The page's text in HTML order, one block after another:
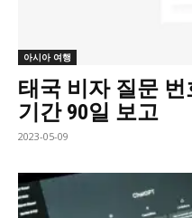
아시아 여행
태국 비자 질문
기간 90일 보고
2023-05-09